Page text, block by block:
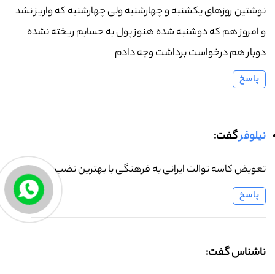
نوشتین روزهای یکشنبه و چهارشنبه ولی چهارشنبه که واریز نشد
و امروز هم که دوشنبه شده هنوز پول به حسابم ریخته نشده
دوبار هم درخواست برداشت وجه دادم
پاسخ
نیلوفرگفت:
تعویض کاسه توالت ایرانی به فرهنگی با بهترین نضب
پاسخ
ناشناس گفت: